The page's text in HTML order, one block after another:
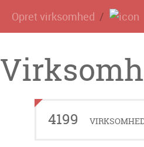
Opret virksomhed
4199